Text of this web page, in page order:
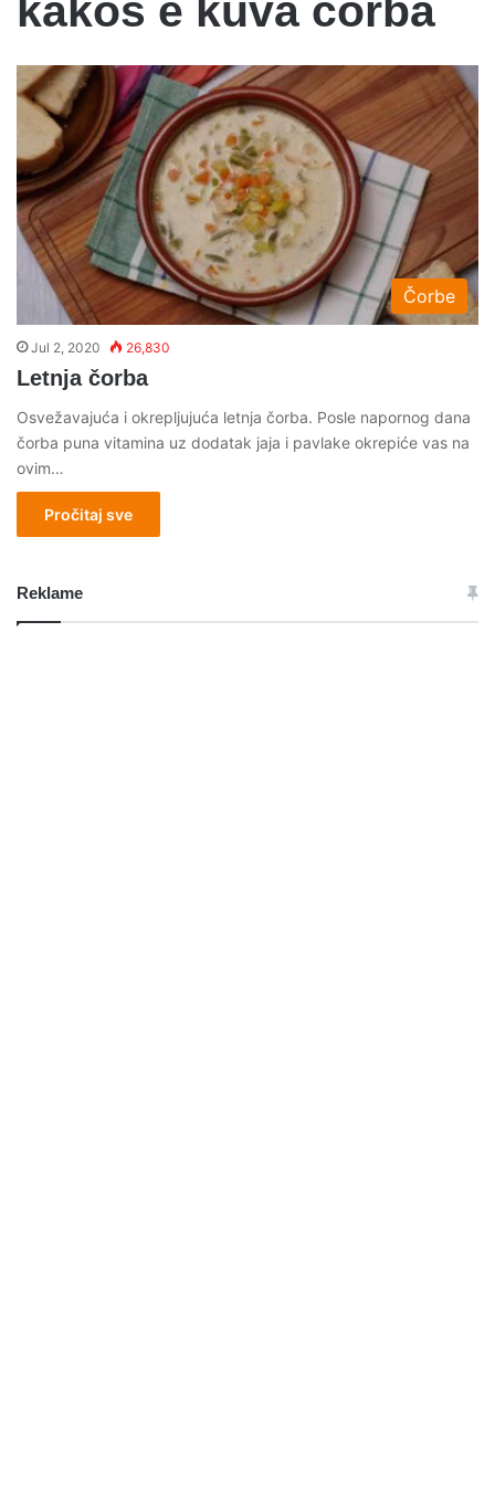
kakos e kuva corba
Čorbe
Jul 2, 2020 26,830
Letnja čorba
Osvežavajuća i okrepljujuća letnja čorba. Posle napornog dana
čorba puna vitamina uz dodatak jaja i pavlake okrepiće vas na
ovim…
Pročitaj sve
Reklame